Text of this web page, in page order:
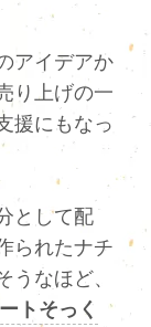
アイデアか
り上げの一
援にもなっ
として配
られたナチ
うなほど、
トそっく